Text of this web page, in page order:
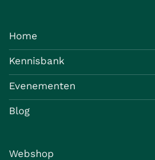
Home
Kennisbank
Evenementen
Blog
Webshop